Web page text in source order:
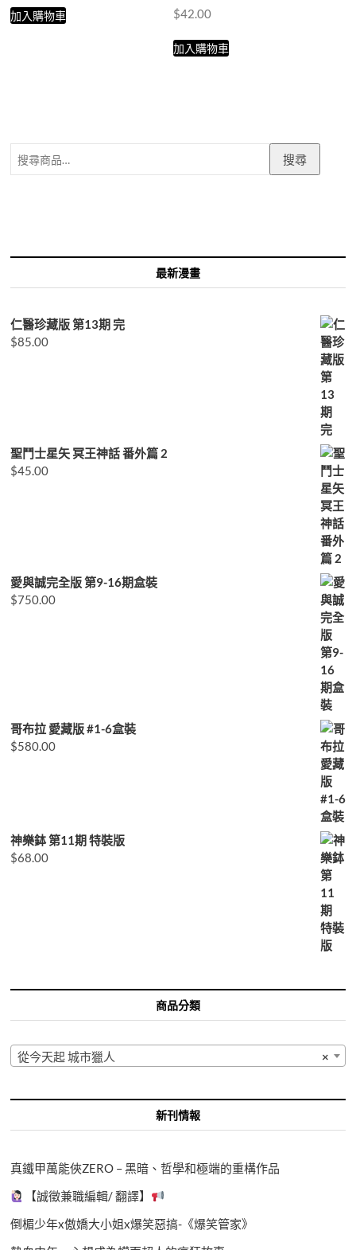
加入購物車 $42.00
加入購物車
搜尋
最新漫畫
仁醫珍藏版 第13期 完
$85.00
聖鬥士星矢 冥王神話 番外篇 2
$45.00
愛與誠完全版 第9-16期盒裝
$750.00
哥布拉 愛藏版 #1-6盒裝
$580.00
神樂鉢 第11期 特裝版
$68.00
商品分類
×
從今天起 城市獵人
新刊情報
真鐵甲萬能俠ZERO – 黑暗、哲學和極端的重構作品
【誠徵兼職編輯/ 翻譯】
倒楣少年x傲嬌大小姐x爆笑惡搞-《爆笑管家》